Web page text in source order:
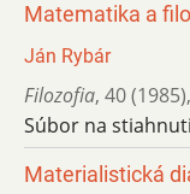
Matematika a
Ján Rybár
Filozofia, 40 (1985),
Súbor na
Materialistická